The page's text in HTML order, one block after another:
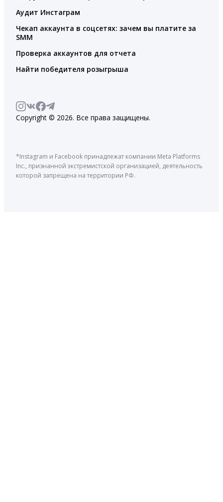
Аудит Инстаграм
Чекап аккаунта в соцсетях: зачем вы платите за
SMM
Проверка аккаунтов для отчета
Найти победителя розыгрыша
Copyright © 2026. Все права защищены.
*Instagram и Facebook принадлежат компании Meta Platforms
Inc., признанной экстремистской организацией, деятельность
которой запрещена на территории РФ.